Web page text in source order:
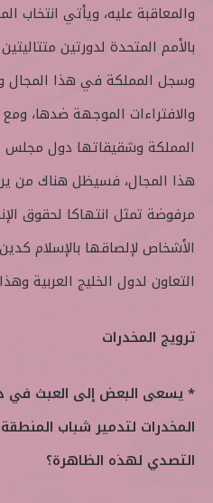
والمعاقبة عليه، ويأتي انتخاب
بالأمم المتحدة لدورتين
وسجل المملكة في هذا المجال
والافتراءات الموجهة ضدها،
المملكة وشقيقاتها دول
هذا المجال، فسيظل هناك من
مرفوضة تمثل انتهاكا لحقوق
الأشخاص لإلصاقها بالإسلام
التعاون لدول الخليج العربية
ترويج المخدرات
* يسعى البعض إلى العبث في
المخدرات لتدمير شباب
التصدي لهذه الظاهرة؟